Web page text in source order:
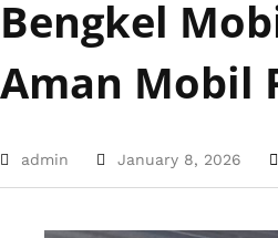
Bengkel
Aman Mobil
admin January 8, 2026